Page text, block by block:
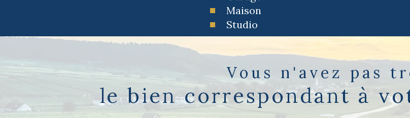
Maison
Studio
Vous n'avez pas
le bien correspondant à